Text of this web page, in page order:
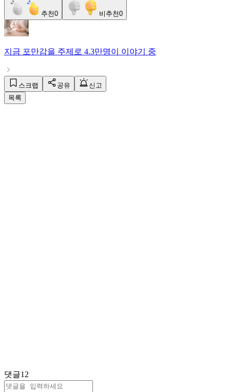
추천0 비추천0
지금 포만감을 주제로 4.3만명이 이야기 중
스크랩 공유
신고
목록
댓글12